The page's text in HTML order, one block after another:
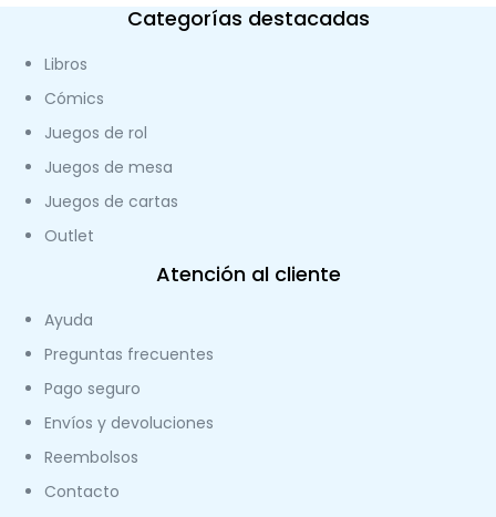
Categorías destacadas
Libros
Cómics
Juegos de rol
Juegos de mesa
Juegos de cartas
Outlet
Atención al cliente
Ayuda
Preguntas frecuentes
Pago seguro
Envíos y devoluciones
Reembolsos
Contacto